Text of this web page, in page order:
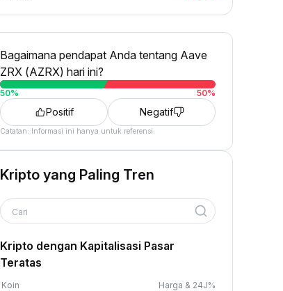
Bagaimana pendapat Anda tentang Aave
ZRX (AZRX) hari ini?
50% 50%
Positif Negatif
Catatan: Informasi ini hanya untuk referensi.
Kripto yang Paling Tren
Cari
Kripto dengan Kapitalisasi Pasar
Teratas
Koin Harga & 24J%